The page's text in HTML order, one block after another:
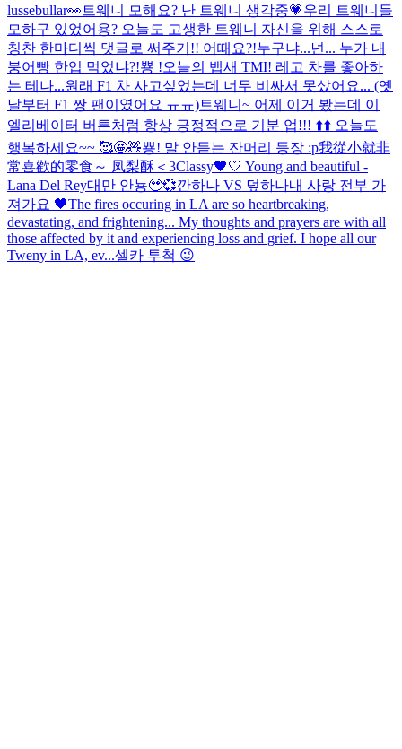
lussebullar👀 트웨니 모해요? 난 트웨니 생각중💗우리 트웨니들
모하구 있었어용? 오늘도 고생한 트웨니 자신을 위해 스스로
칭찬 한마디씩 댓글로 써주기!! 어때요?!누구냐...넌... 누가 내
붕어빵 한입 먹었냐?!뿅 !오늘의 뱁새 TMI! 레고 차를 좋아하
는 테나...원래 F1 차 사고싶었는데 너무 비싸서 못샀어요... (옛
날부터 F1 짱 팬이였어요 ㅠㅠ)트웨니~ 어제 이거 봤는데 이
엘리베이터 버튼처럼 항상 긍정적으로 기분 업!!! ⬆️⬆️ 오늘도
행복하세요~~ 🥰🤩🧸뿅! 말 안듣는 잔머리 등장 :p我從小就非
常喜歡的零食～ 凤梨酥＜3Classy🖤🤍 Young and beautiful -
Lana Del Rey대만 안뇽🥹💞깐하나 VS 덮하나내 사랑 전부 가
져가요 🖤The fires occuring in LA are so heartbreaking,
devastating, and frightening... My thoughts and prayers are with all
those affected by it and experiencing loss and grief. I hope all our
Tweny in LA, ev...셀카 투척 😉